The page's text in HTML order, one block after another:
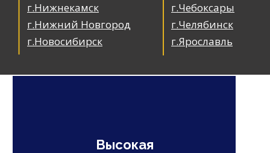
Высокая
г.Чебоксары
г.Челябинск
г.Ярославль
г.Нижнекамск
г.Нижний Новгород
г.Новосибирск